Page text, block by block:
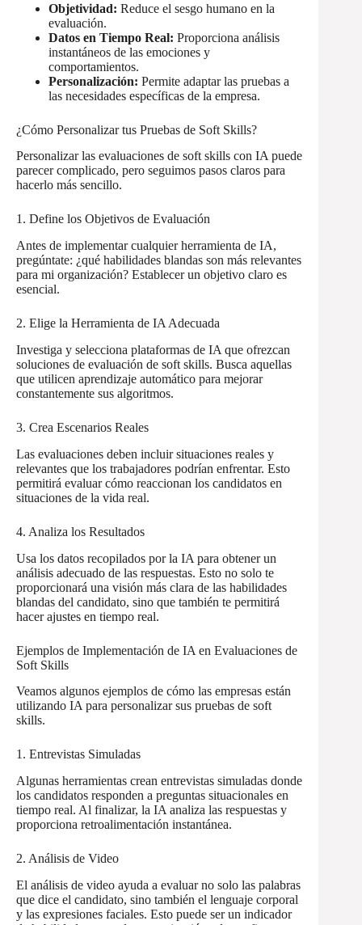
Objetividad: Reduce el sesgo humano en la
evaluación.
Datos en Tiempo Real: Proporciona análisis
instantáneos de las emociones y
comportamientos.
Personalización: Permite adaptar las pruebas a
las necesidades específicas de la empresa.
¿Cómo Personalizar tus Pruebas de Soft Skills?
Personalizar las evaluaciones de soft skills con IA puede
parecer complicado, pero seguimos pasos claros para
hacerlo más sencillo.
1. Define los Objetivos de Evaluación
Antes de implementar cualquier herramienta de IA,
pregúntate: ¿qué habilidades blandas son más relevantes
para mi organización? Establecer un objetivo claro es
esencial.
2. Elige la Herramienta de IA Adecuada
Investiga y selecciona plataformas de IA que ofrezcan
soluciones de evaluación de soft skills. Busca aquellas
que utilicen aprendizaje automático para mejorar
constantemente sus algoritmos.
3. Crea Escenarios Reales
Las evaluaciones deben incluir situaciones reales y
relevantes que los trabajadores podrían enfrentar. Esto
permitirá evaluar cómo reaccionan los candidatos en
situaciones de la vida real.
4. Analiza los Resultados
Usa los datos recopilados por la IA para obtener un
análisis adecuado de las respuestas. Esto no solo te
proporcionará una visión más clara de las habilidades
blandas del candidato, sino que también te permitirá
hacer ajustes en tiempo real.
Ejemplos de Implementación de IA en Evaluaciones de
Soft Skills
Veamos algunos ejemplos de cómo las empresas están
utilizando IA para personalizar sus pruebas de soft
skills.
1. Entrevistas Simuladas
Algunas herramientas crean entrevistas simuladas donde
los candidatos responden a preguntas situacionales en
tiempo real. Al finalizar, la IA analiza las respuestas y
proporciona retroalimentación instantánea.
2. Análisis de Video
El análisis de video ayuda a evaluar no solo las palabras
que dice el candidato, sino también el lenguaje corporal
y las expresiones faciales. Esto puede ser un indicador